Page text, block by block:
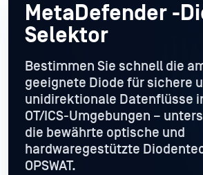
MetaDefender -
Selektor
Bestimmen Sie schnell die
geeignete Diode für sichere
unidirektionale Datenflüsse
OT/ICS-Umgebungen –
die bewährte optische und
hardwaregestützte
OPSWAT.